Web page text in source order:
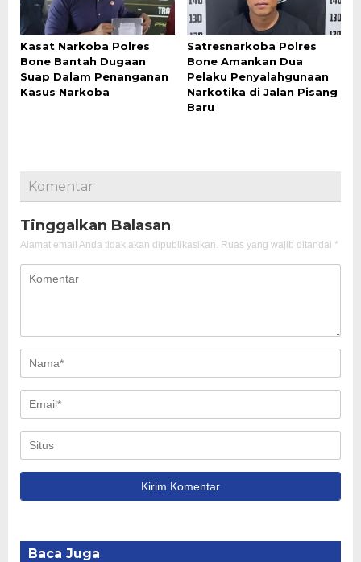
Kasat Narkoba Polres
Bone Bantah Dugaan
Suap Dalam Penanganan
Kasus Narkoba
Satresnarkoba Polres
Bone Amankan Dua
Pelaku Penyalahgunaan
Narkotika di Jalan Pisang
Baru
Komentar
Tinggalkan Balasan
Alamat email Anda tidak akan dipublikasikan. Ruas yang wajib ditandai *
Baca Juga